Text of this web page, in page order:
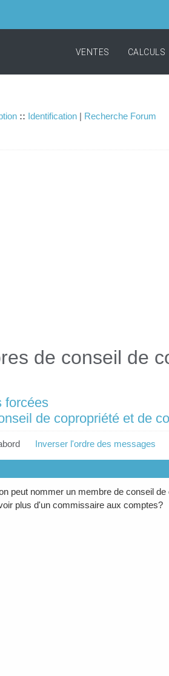
VENTES CALCULS
:: Identification | Recherche Forum
de conseil de
forcées
de copropriété et de
Inverser l'ordre des messages
peut nommer un membre de conseil
plus d'un commissaire aux comptes?